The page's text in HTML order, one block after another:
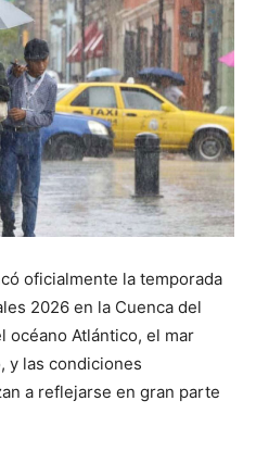
oficialmente la temporada
2026 en la Cuenca del
océano Atlántico, el mar
y las condiciones
a reflejarse en gran parte